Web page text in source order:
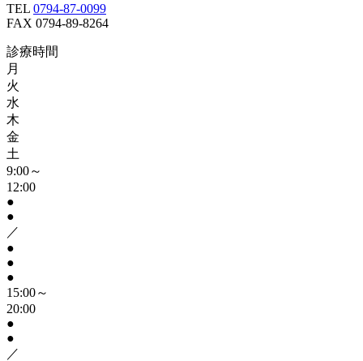
TEL 0794-87-0099
FAX 0794-89-8264
診療時間
月
火
水
木
金
土
9:00～
12:00
●
●
／
●
●
●
15:00～
20:00
●
●
／